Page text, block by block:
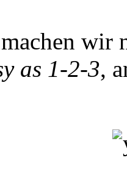
wir
as 1-2-3,